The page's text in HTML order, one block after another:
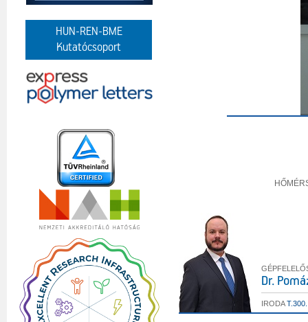
HUN-REN-BME
Kutatócsoport
Dr.
IRODAT.300.